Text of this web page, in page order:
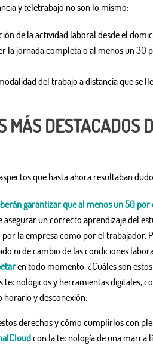
y teletrabajo no son lo mismo:
de la actividad laboral desde el
la jornada completa o al menos un 30
del trabajo a distancia que se
MÁS DESTACADOS
que hasta ahora resultaban
garantizar que al menos un 50
asegurar un correcto aprendizaje del
la empresa como por el trabajador.
ni de cambio de las condiciones
en todo momento. ¿Cuáles son
y herramientas digitales,
y desconexión.
derechos y cómo cumplirlos con
con la tecnología de una marca